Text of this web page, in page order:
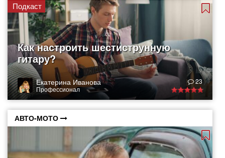
Подкаст
Как настроить шестиструнную
гитару?
Екатерина Иванова
Профессионал
23
АВТО-МОТО